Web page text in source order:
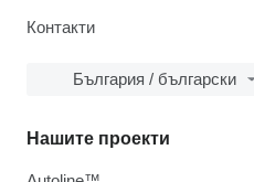
Контакти
България / български
Нашите проекти